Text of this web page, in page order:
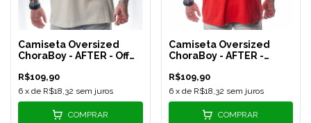
Camiseta Oversized
ChoraBoy - AFTER - Off
R$109,90
6 x de R$18,32 sem juros
COMPRAR
Camiseta Oversized
ChoraBoy - AFTER -
R$109,90
6 x de R$18,32 sem juros
COMPRAR